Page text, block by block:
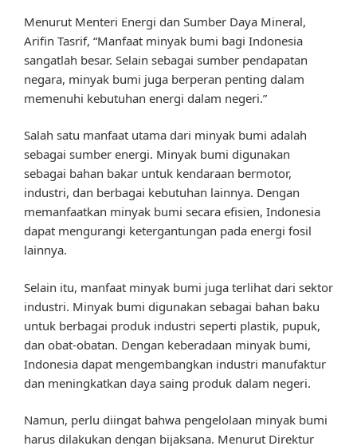
Menurut Menteri Energi dan Sumber Daya Mineral,
Arifin Tasrif, “Manfaat minyak bumi bagi Indonesia
sangatlah besar. Selain sebagai sumber pendapatan
negara, minyak bumi juga berperan penting dalam
memenuhi kebutuhan energi dalam negeri.”
Salah satu manfaat utama dari minyak bumi adalah
sebagai sumber energi. Minyak bumi digunakan
sebagai bahan bakar untuk kendaraan bermotor,
industri, dan berbagai kebutuhan lainnya. Dengan
memanfaatkan minyak bumi secara efisien, Indonesia
dapat mengurangi ketergantungan pada energi fosil
lainnya.
Selain itu, manfaat minyak bumi juga terlihat dari sektor
industri. Minyak bumi digunakan sebagai bahan baku
untuk berbagai produk industri seperti plastik, pupuk,
dan obat-obatan. Dengan keberadaan minyak bumi,
Indonesia dapat mengembangkan industri manufaktur
dan meningkatkan daya saing produk dalam negeri.
Namun, perlu diingat bahwa pengelolaan minyak bumi
harus dilakukan dengan bijaksana. Menurut Direktur